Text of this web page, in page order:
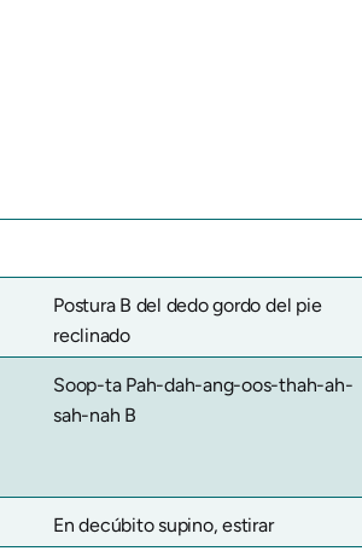
Postura B del dedo gordo del pie
reclinado
Soop-ta Pah-dah-ang-oos-thah-ah-
sah-nah B
En decúbito supino, estirar